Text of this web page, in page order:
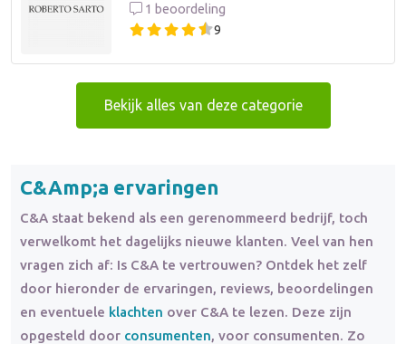
1 beoordeling
9
Bekijk alles van deze categorie
C&Amp;a ervaringen
C&A staat bekend als een gerenommeerd bedrijf, toch
verwelkomt het dagelijks nieuwe klanten. Veel van hen
vragen zich af: Is C&A te vertrouwen? Ontdek het zelf
door hieronder de ervaringen, reviews, beoordelingen
en eventuele klachten over C&A te lezen. Deze zijn
opgesteld door consumenten, voor consumenten. Zo